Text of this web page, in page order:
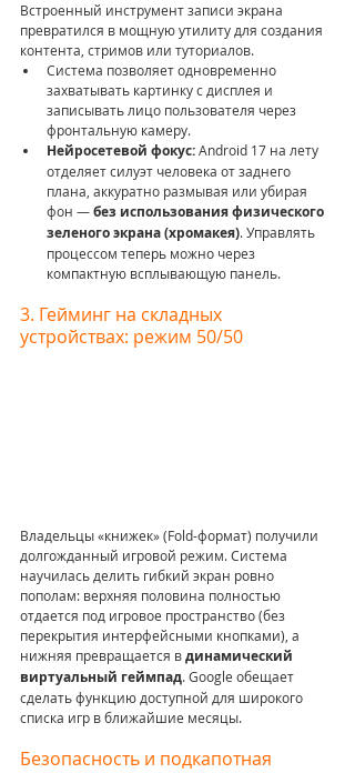
Встроенный инструмент записи экрана
превратился в мощную утилиту для создания
контента, стримов или туториалов.
Система позволяет одновременно
захватывать картинку с дисплея и
записывать лицо пользователя через
фронтальную камеру.
Нейросетевой фокус: Android 17 на лету
отделяет силуэт человека от заднего
плана, аккуратно размывая или убирая
фон — без использования физического
зеленого экрана (хромакея). Управлять
процессом теперь можно через
компактную всплывающую панель.
3. Гейминг на складных
устройствах: режим 50/50
Владельцы «книжек» (Fold-формат) получили
долгожданный игровой режим. Система
научилась делить гибкий экран ровно
пополам: верхняя половина полностью
отдается под игровое пространство (без
перекрытия интерфейсными кнопками), а
нижняя превращается в динамический
виртуальный геймпад. Google обещает
сделать функцию доступной для широкого
списка игр в ближайшие месяцы.
Безопасность и подкапотная